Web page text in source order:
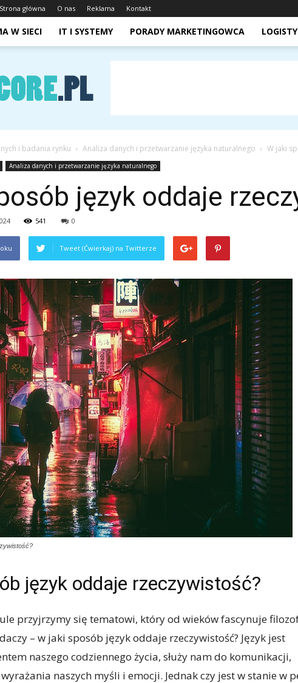
Strona główna O nas Reklama Kontakt
W SIECI IT I SYSTEMY PORADY MARKETINGOWCA
i badania rynku Analiza danych i przetwarzanie języka naturalnego W jaki
Analiza danych i przetwarzanie języka naturalnego
język oddaje
541 0
Tweet (Ćwierkaj) na Twitterze
język oddaje rzeczywistość?
przyjrzymy się tematowi, który od wieków fascynuje
– w jaki sposób język oddaje rzeczywistość? Język jest
naszego codziennego życia, służy nam do komunikacji,
naszych myśli i emocji. Jednak czy jest w stanie w